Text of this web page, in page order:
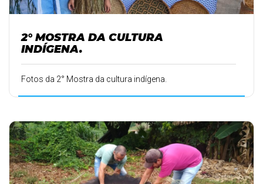
2° MOSTRA DA CULTURA
INDÍGENA.
Fotos da 2° Mostra da cultura indígena.